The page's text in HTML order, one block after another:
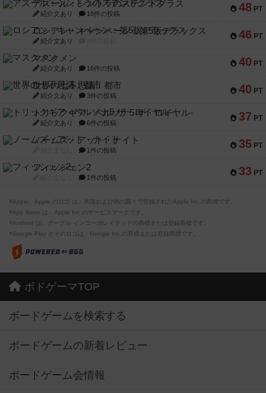
48 PT
アズール：シントラのステンドグラス
紹介文あり 18件の投稿
46 PT
ロシアン・キャンペーン：第5版デラックス
紹介文あり
40 PT
マスクメン
紹介文あり 16件の投稿
40 PT
世界の七不思議：都市
紹介文あり 3件の投稿
37 PT
トリックギア - ペルソナ5 ザ・ロイヤル-
紹介文あり 6件の投稿
35 PT
ノームズ・アット・ナイト
1件の投稿
33 PT
フィッシェン2
1件の投稿
※Apple、Apple のロゴ は、米国および他の国々で登録されたApple Inc.の商標です。
※App Store は、Apple Inc.のサービスマークです。
※Android は、グーグル インコーポレイテッドの商標または登録商標です。
※Google Play とそのロゴは、Google Inc.の商標または登録商標です。
ボドゲーマTOP
ボードゲームを検索する
ボードゲームの新着レビュー
ボードゲーム会情報